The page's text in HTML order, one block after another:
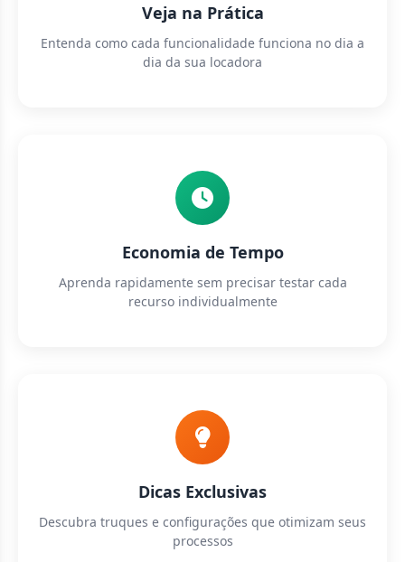
Veja na Prática
Entenda como cada funcionalidade funciona no dia a
dia da sua locadora
Economia de Tempo
Aprenda rapidamente sem precisar testar cada
recurso individualmente
Dicas Exclusivas
Descubra truques e configurações que otimizam seus
processos